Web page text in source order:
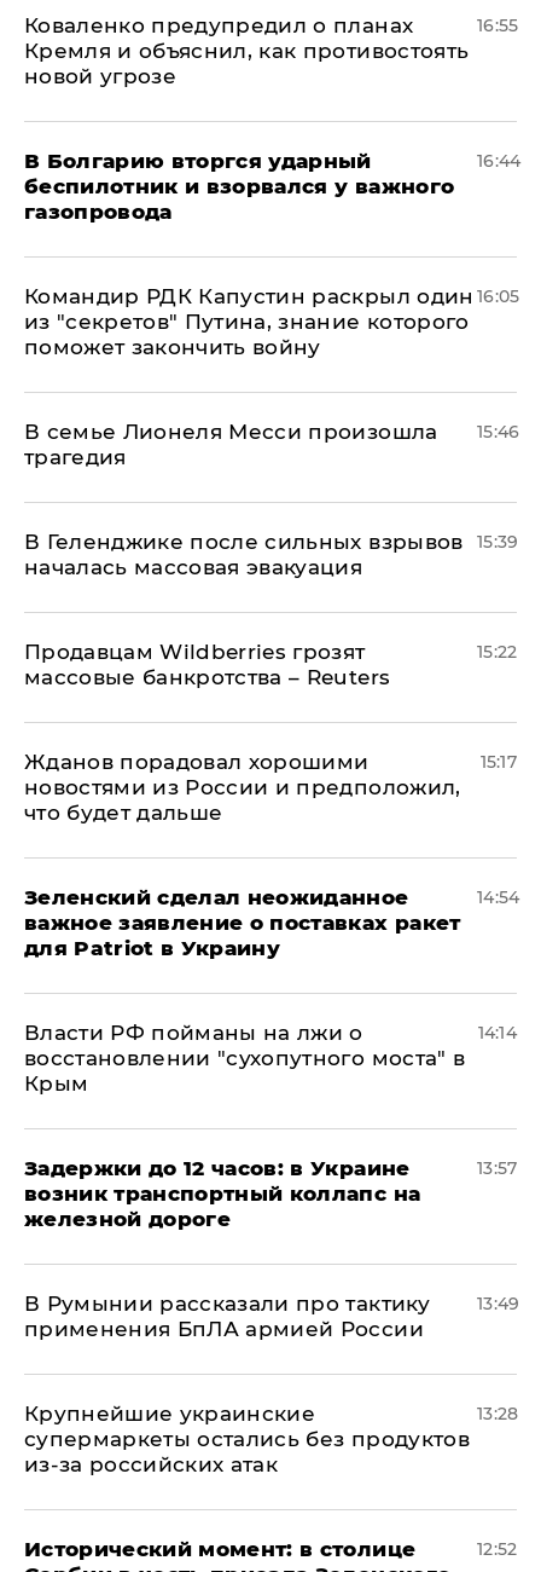
Коваленко предупредил о планах
Кремля и объяснил, как противостоять
новой угрозе
16:55
В Болгарию вторгся ударный
беспилотник и взорвался у важного
газопровода
16:44
Командир РДК Капустин раскрыл один
из "секретов" Путина, знание которого
поможет закончить войну
16:05
В семье Лионеля Месси произошла
трагедия
15:46
В Геленджике после сильных взрывов
началась массовая эвакуация
15:39
Продавцам Wildberries грозят
массовые банкротства – Reuters
15:22
Жданов порадовал хорошими
новостями из России и предположил,
что будет дальше
15:17
Зеленский сделал неожиданное
важное заявление о поставках ракет
для Patriot в Украину
14:54
Власти РФ пойманы на лжи о
восстановлении "сухопутного моста" в
Крым
14:14
Задержки до 12 часов: в Украине
возник транспортный коллапс на
железной дороге
13:57
В Румынии рассказали про тактику
применения БпЛА армией России
13:49
Крупнейшие украинские
супермаркеты остались без продуктов
из-за российских атак
13:28
Исторический момент: в столице
12:52